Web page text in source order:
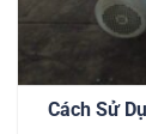
Cách Sử